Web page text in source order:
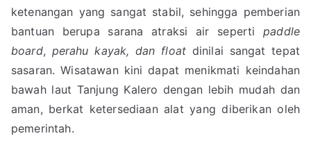
ketenangan yang sangat stabil, sehingga pemberian
bantuan berupa sarana atraksi air sepertipaddle
board, perahu kayak, dan float dinilai sangat tepat
sasaran. Wisatawan kini dapat menikmati keindahan
bawah laut Tanjung Kalero dengan lebih mudah dan
aman, berkat ketersediaan alat yang diberikan oleh
pemerintah.